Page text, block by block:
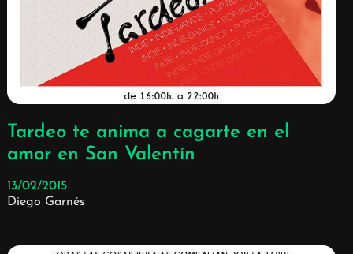
Tardeo te anima a cagarte en el
amor en San Valentín
13/02/2015
Diego Garnés